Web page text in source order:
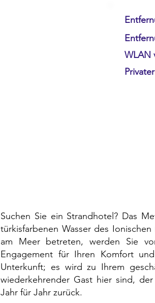
WLAN
Suchen Sie ein Strandhotel? Das
türkisfarbenen Wasser des
am Meer betreten, werden Sie
Engagement für Ihren Komfort
Unterkunft; es wird zu Ihrem
wiederkehrender Gast hier sind,
Jahr für Jahr zurück.